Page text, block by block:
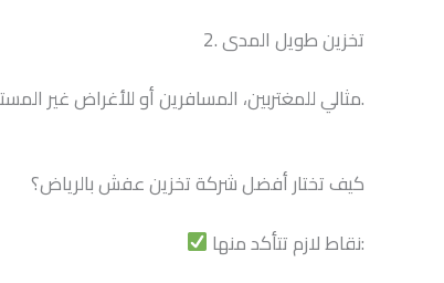
2. تخزين طويل المدى
مثالي للمغتربين، المسافرين أو للأغراض غير المستخدمة حاليًا.
كيف تختار أفضل شركة تخزين عفش بالرياض؟
نقاط لازم تتأكد منها: